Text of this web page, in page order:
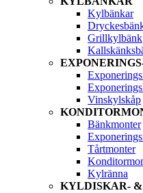
Kylbänkar
Grillkylbänk
Vinskylskåp
Bänkmonter
Tårtmonter
Kylränna
KYLDISKAR-